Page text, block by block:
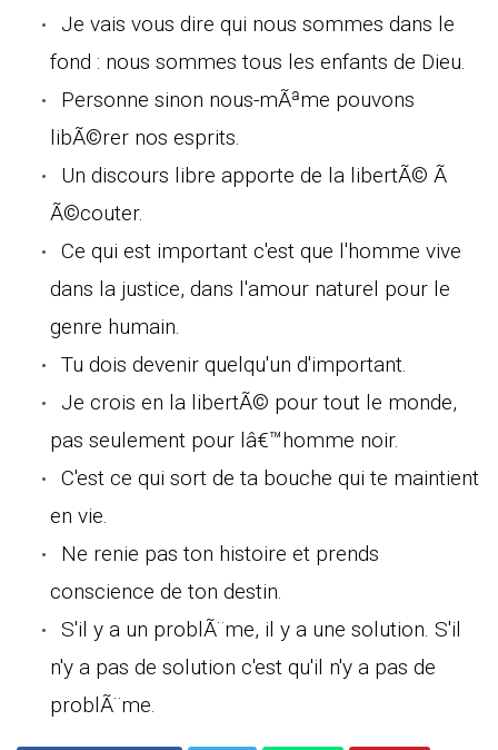
Je vais vous dire qui nous sommes dans le
fond : nous sommes tous les enfants de Dieu.
Personne sinon nous-mÃªme pouvons
libÃ©rer nos esprits.
Un discours libre apporte de la libertÃ© Ã
Ã©couter.
Ce qui est important c'est que l'homme vive
dans la justice, dans l'amour naturel pour le
genre humain.
Tu dois devenir quelqu'un d'important.
Je crois en la libertÃ© pour tout le monde,
pas seulement pour lâ€™homme noir.
C'est ce qui sort de ta bouche qui te maintient
en vie.
Ne renie pas ton histoire et prends
conscience de ton destin.
S'il y a un problÃ¨me, il y a une solution. S'il
n'y a pas de solution c'est qu'il n'y a pas de
problÃ¨me.